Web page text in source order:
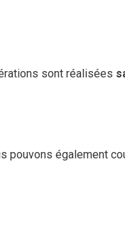
sont réalisées
pouvons également